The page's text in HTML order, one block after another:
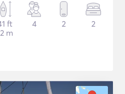
ft
m
4 2 2